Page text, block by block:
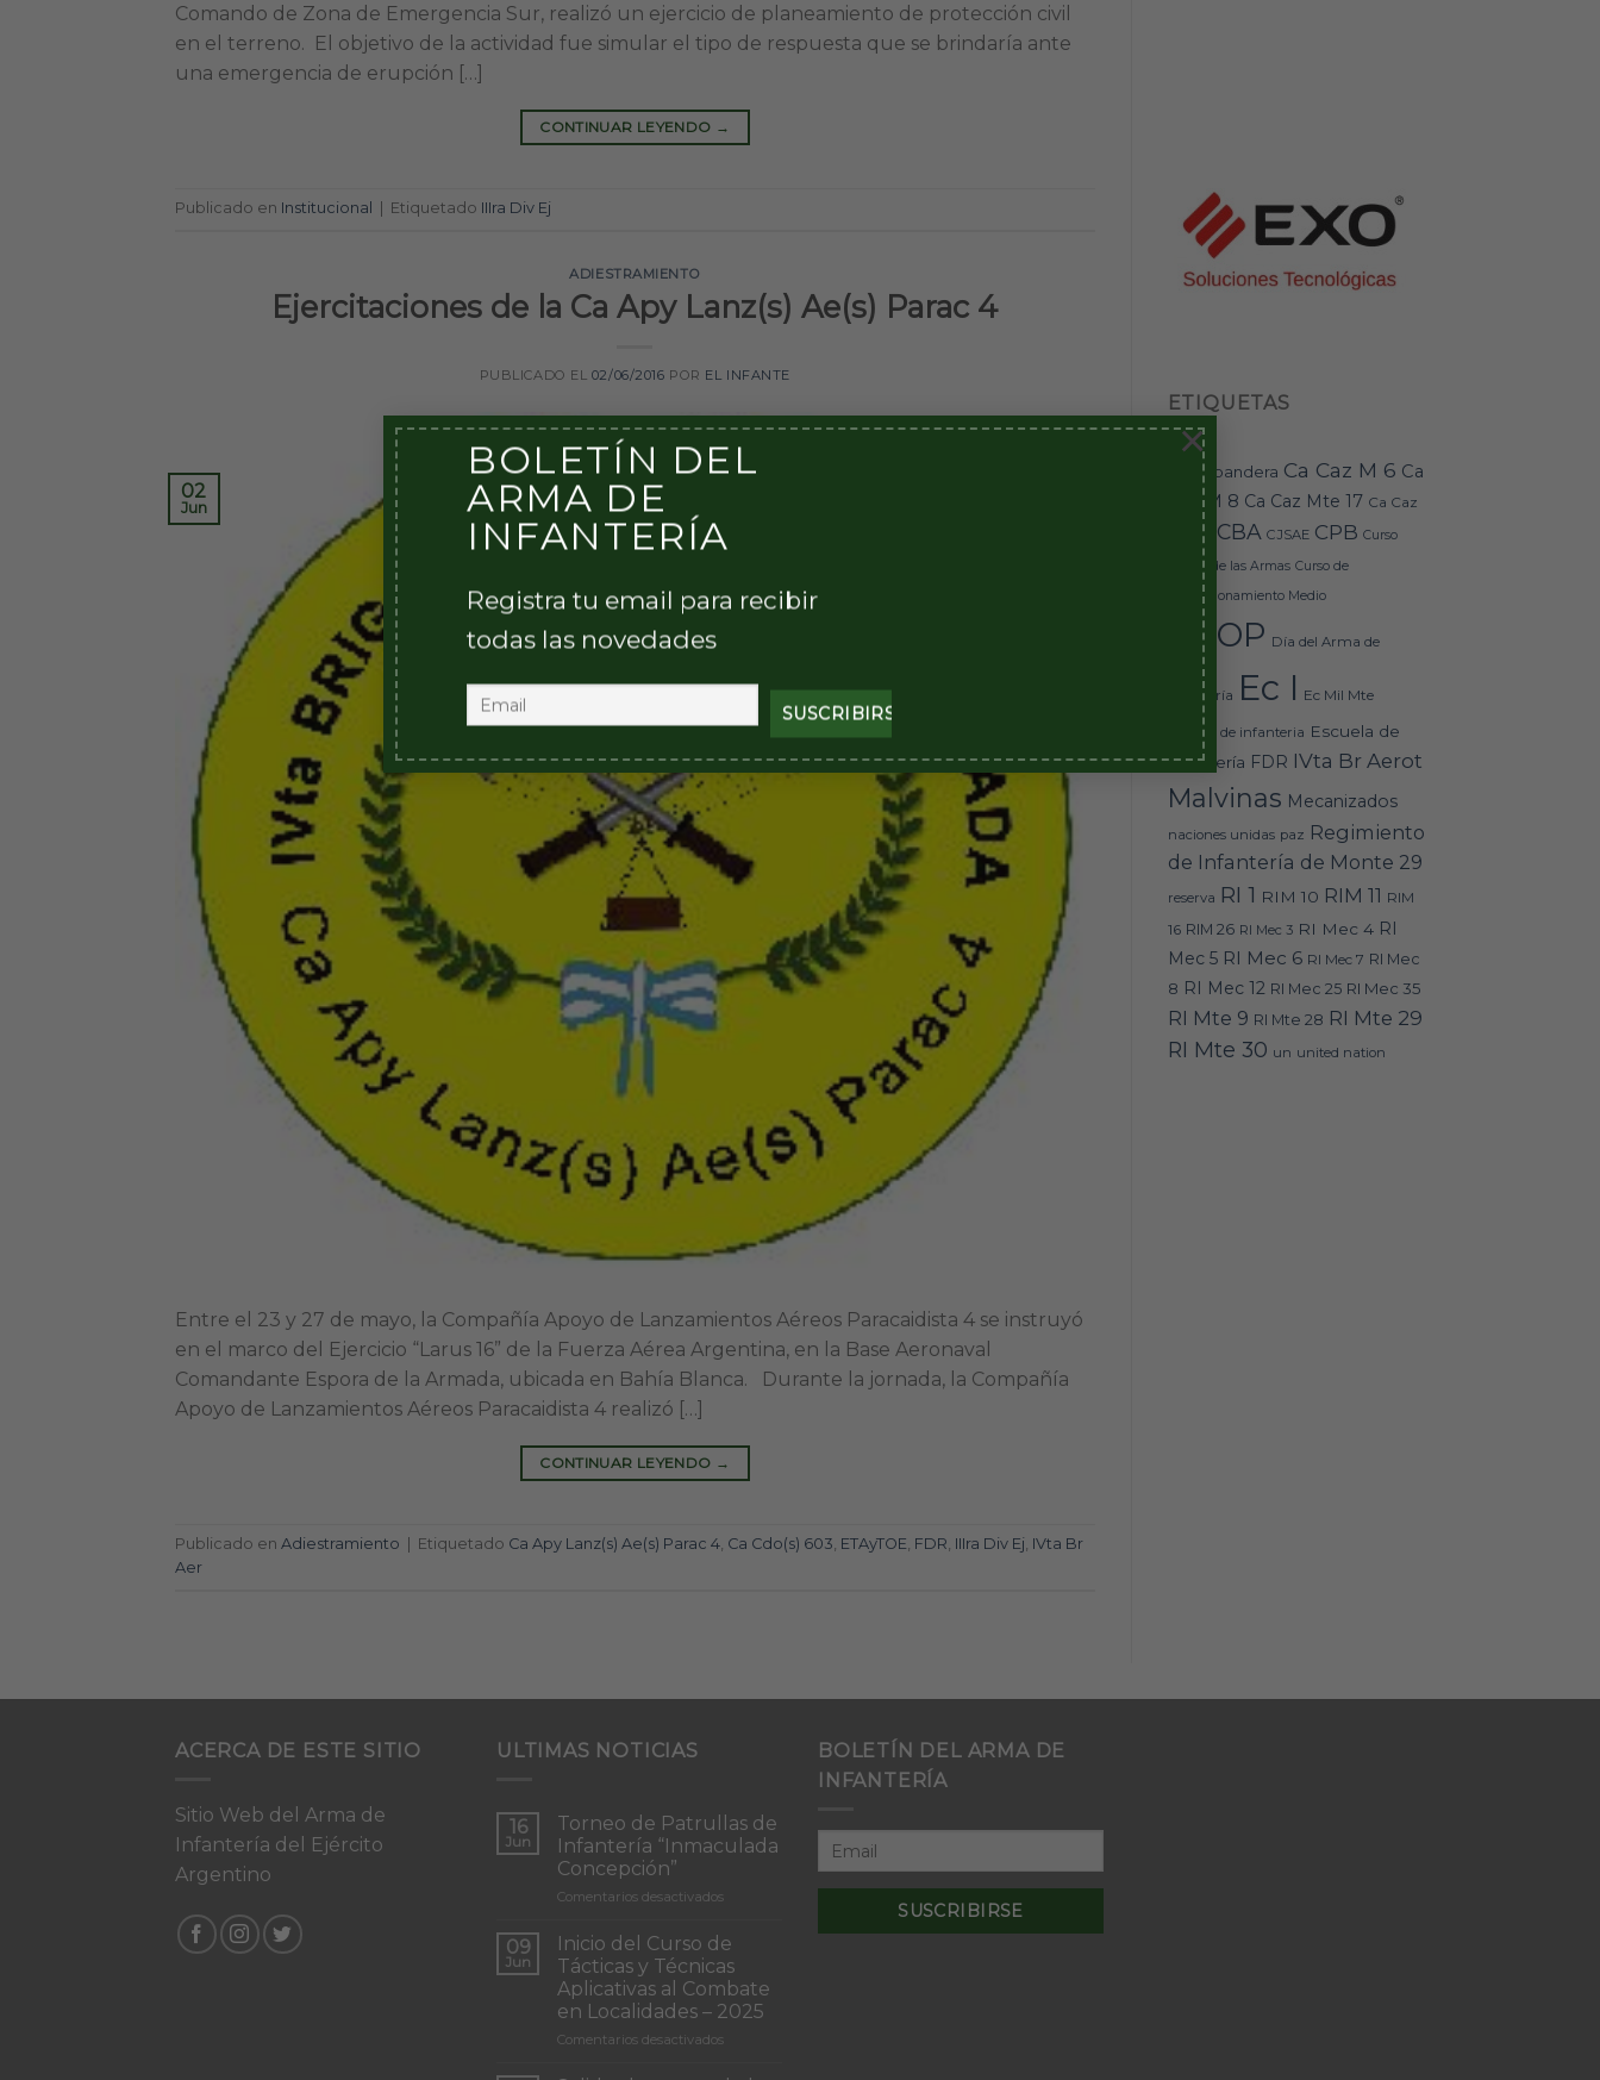
BOLETÍN DEL
ARMA DE
INFANTERÍA
Registra tu email para recibir
todas las novedades
×
Comando de Zona de Emergencia Sur, realizó un ejercicio de planeamiento de protección civil
en el terreno. El objetivo de la actividad fue simular el tipo de respuesta que se brindaría ante
una emergencia de erupción […]
CONTINUAR LEYENDO →
Publicado en Institucional Etiquetado IIIra Div Ej
ADIESTRAMIENTO
Ejercitaciones de la Ca Apy Lanz(s) Ae(s) Parac 4
PUBLICADO EL 02/06/2016 POR EL INFANTE
02
Jun
Entre el 23 y 27 de mayo, la Compañía Apoyo de Lanzamientos Aéreos Paracaidista 4 se instruyó
en el marco del Ejercicio “Larus 16” de la Fuerza Aérea Argentina, en la Base Aeronaval
Comandante Espora de la Armada, ubicada en Bahía Blanca. Durante la jornada, la Compañía
Apoyo de Lanzamientos Aéreos Paracaidista 4 realizó […]
CONTINUAR LEYENDO →
Publicado en Adiestramiento Etiquetado Ca Apy Lanz(s) Ae(s) Parac 4 Ca Cdo(s) 603 ETAyTOE FDR IIIra Div Ej IVta Br
Aer
ETIQUETAS
BAI-11 bandera Ca Caz M 6 Ca
Caz M 8 Ca Caz Mte 17 Ca Caz
Mte 18
CBA CJSAE CPB Curso
Básico de las Armas Curso de
Perfeccionamiento Medio
DEOP Día del Arma de
Infantería Ec I Ec Mil Mte
escuela de infanteria Escuela de
Infantería FDR IVta Br Aerot
Malvinas Mecanizados
naciones unidas paz Regimiento
de Infantería de Monte 29
reserva RI 1 RIM 10 RIM 11 RIM
16 RIM 26 RI Mec 3 RI Mec 4 RI
Mec 5 RI Mec 6 RI Mec 7 RI Mec
8 RI Mec 12 RI Mec 25 RI Mec 35
RI Mte 9 RI Mte 28 RI Mte 29
RI Mte 30 un united nation
ACERCA DE ESTE SITIO
Sitio Web del Arma de
Infantería del Ejército
Argentino
ULTIMAS NOTICIAS
16
Jun
Torneo de Patrullas de
Infantería “Inmaculada
Concepción”
Comentarios desactivadosen
de
de
Infantería
“Inmaculada
09
Jun
Inicio del Curso de
Tácticas y Técnicas
Aplicativas al Combate
en Localidades – 2025
Comentarios desactivadosen
BOLETÍN DEL ARMA DE
INFANTERÍA